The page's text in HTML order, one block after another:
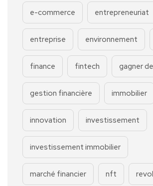
e-commerce entrepreneuriat
entreprise environnement
finance fintech gagner
gestion financière immobilier
innovation investissement
investissement immobilier
marché financier nft